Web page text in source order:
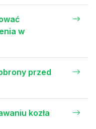
w
przed
kozła